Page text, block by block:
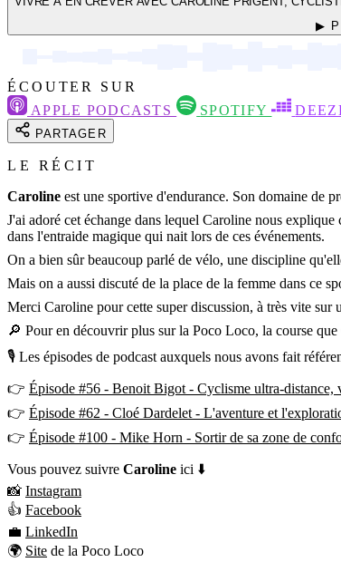
▶
ÉCOUTER SUR
APPLE PODCASTS
SPOTIFY
PARTAGER
LE RÉCIT
Caroline est une sportive d'endurance. Son domaine de
J'ai adoré cet échange dans lequel Caroline nous
dans l'entraide magique qui nait lors de ces événements.
On a bien sûr beaucoup parlé de vélo, une discipline
Mais on a aussi discuté de la place de la femme dans ce
Merci Caroline pour cette super discussion, à très vite
🔎 Pour en découvrir plus sur la Poco Loco, la course
🎙 Les épisodes de podcast auxquels nous avons fait
👉 Épisode #56 - Benoit Bigot - Cyclisme ultra-
👉 Épisode #62 - Cloé Dardelet - L'aventure et
👉 Épisode #100 - Mike Horn - Sortir de sa zone de
Vous pouvez suivre Caroline ici ⬇️
📸 Instagram
👍 Facebook
💼 LinkedIn
🌍 Site de la Poco Loco